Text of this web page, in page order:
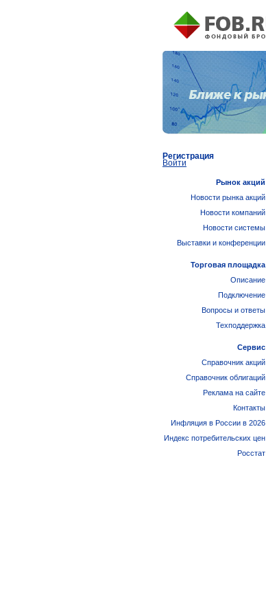
Регистрация
Войти
Рынок акций
Новости рынка акций
Новости компаний
Новости системы
Выставки и конференции
Торговая площадка
Описание
Подключение
Вопросы и ответы
Техподдержка
Сервис
Справочник акций
Справочник облигаций
Реклама на сайте
Контакты
Инфляция в России в 2026
Индекс потребительских цен
Росстат